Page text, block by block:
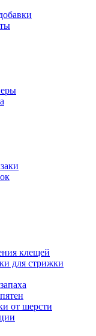
клещей
для стрижки
от шерсти